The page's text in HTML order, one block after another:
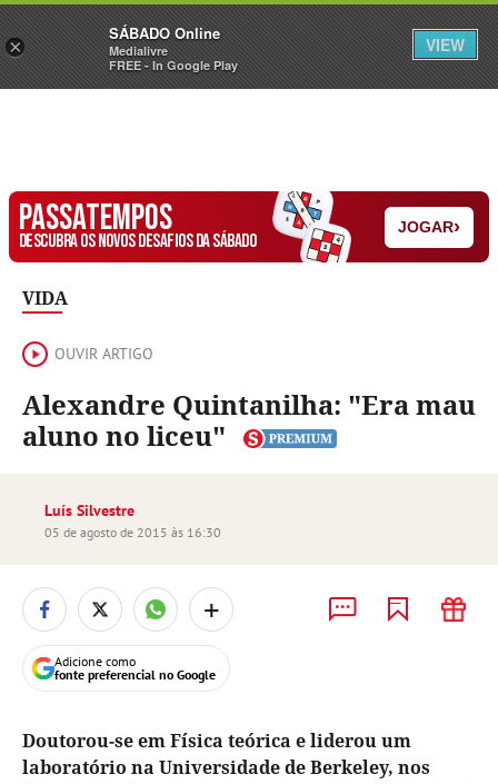
Sábado Assine Iniciar Sessão
PASSATEMPOS
DESCUBRA OS NOVOS DESAFIOS DA SÁBADO
JOGAR›
VIDA
OUVIR ARTIGO
Alexandre Quintanilha: "Era mau
aluno no liceu"
Luís Silvestre
05 de agosto de 2015 às 16:30
+
Adicione como
fonte preferencial no Google
Doutorou-se em Física teórica e liderou um
laboratório na Universidade de Berkeley, nos
×
SÁBADO Online
Medialivre
FREE - In Google Play
VIEW